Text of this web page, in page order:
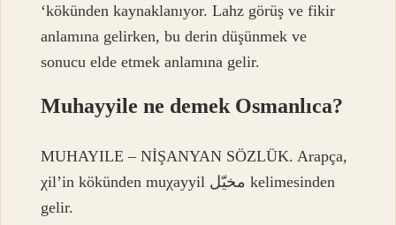
‘kökünden kaynaklanıyor. Lahz görüş ve fikir
anlamına gelirken, bu derin düşünmek ve
sonucu elde etmek anlamına gelir.
Muhayyile ne demek Osmanlıca?
MUHAYILE – NİŞANYAN SÖZLÜK. Arapça,
χil’in kökünden muχayyil مخيّل kelimesinden
gelir.